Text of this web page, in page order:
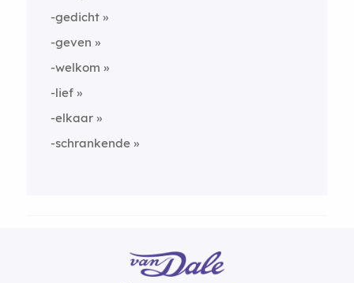
-gedicht
-geven
-welkom
-lief
-elkaar
-schrankende